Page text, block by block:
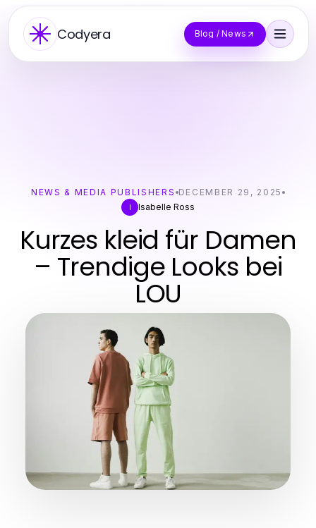
Codyera Blog / News
NEWS & MEDIA PUBLISHERS DECEMBER 29, 2025
I
Isabelle Ross
Kurzes kleid für Damen
– Trendige Looks bei
LOU